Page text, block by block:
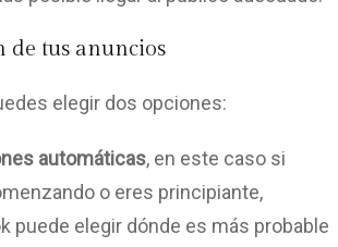
de tus anuncios
elegir dos opciones:
automáticas, en este caso si
o eres principiante,
puede elegir dónde es más probable